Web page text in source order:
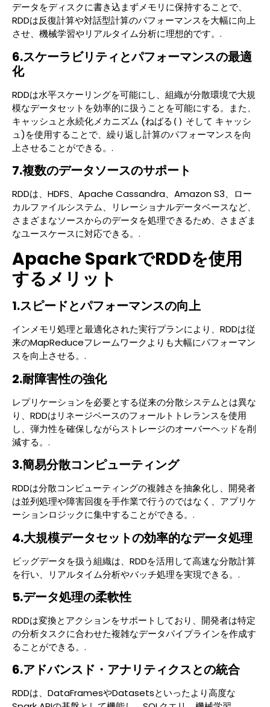
データをディスクに書き込まずメモリに保持することで、
RDDは反復計算や対話型計算のパフォーマンスを大幅に向上
させ、機械学習やリアルタイム分析に理想的です。.
6.スケーラビリティとパフォーマンスの最適
化
RDDは水平スケーリングを可能にし、組織が分散環境で大規
模なデータセットを効率的に扱うことを可能にする。また、
キャッシュと永続化メカニズム (ねばる() そして キャッシ
ュ )を使用することで、繰り返し計算のパフォーマンスを向
上させることができる。.
7.複数のデータソースのサポート
RDDは、HDFS、Apache Cassandra、Amazon S3、ロー
カルファイルシステム、リレーショナルデータベースなど、
さまざまなソースからのデータを処理できるため、さまざま
なユースケースに対応できる。.
Apache SparkでRDDを使用
するメリット
1.スピードとパフォーマンスの向上
インメモリ処理と最適化された実行プランにより、RDDは従
来のMapReduceフレームワークよりも大幅にパフォーマン
スを向上させる。.
2.耐障害性の強化
レプリケーションを必要とする従来の分散システムとは異な
り、RDDはリネージベースのフォールトトレランスを使用
し、弾力性を確保しながらストレージのオーバーヘッドを削
減する。.
3.簡易分散コンピューティング
RDDは分散コンピューティングの複雑さを抽象化し、開発者
は並列処理や障害回復を手作業で行うのではなく、アプリケ
ーションロジックに集中することができる。.
4.大規模データセットの効率的なデータ処理
ビッグデータを扱う組織は、RDDを活用して高速な分散計算
を行い、リアルタイム分析やバッチ処理を実現できる。.
5.データ処理の柔軟性
RDDは変換とアクションをサポートしており、開発者は特定
の分析タスクに合わせた複雑なデータパイプラインを作成す
ることができる。.
6.アドバンスド・アナリティクスとの統合
RDDは、DataFramesやDatasetsといったより高度な